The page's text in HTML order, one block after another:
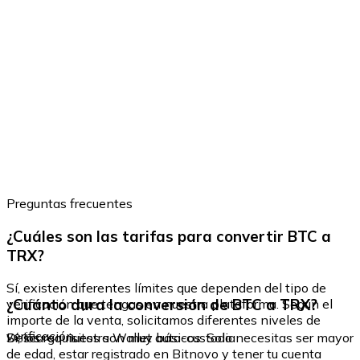
Preguntas frecuentes
¿Cuáles son las tarifas para convertir BTC a
TRX?
Sí, existen diferentes límites que dependen del tipo de
verificación que tengas en nuestra plataforma. Según el
importe de la venta, solicitamos diferentes niveles de
verificación.
¿Cuánto dura la conversión de BTC a TRX?
Sí, los requisitos son muy básicos. Solo necesitas ser mayor
de edad, estar registrado en Bitnovo y tener tu cuenta
Descarga nuestra Wallet auto-custodia